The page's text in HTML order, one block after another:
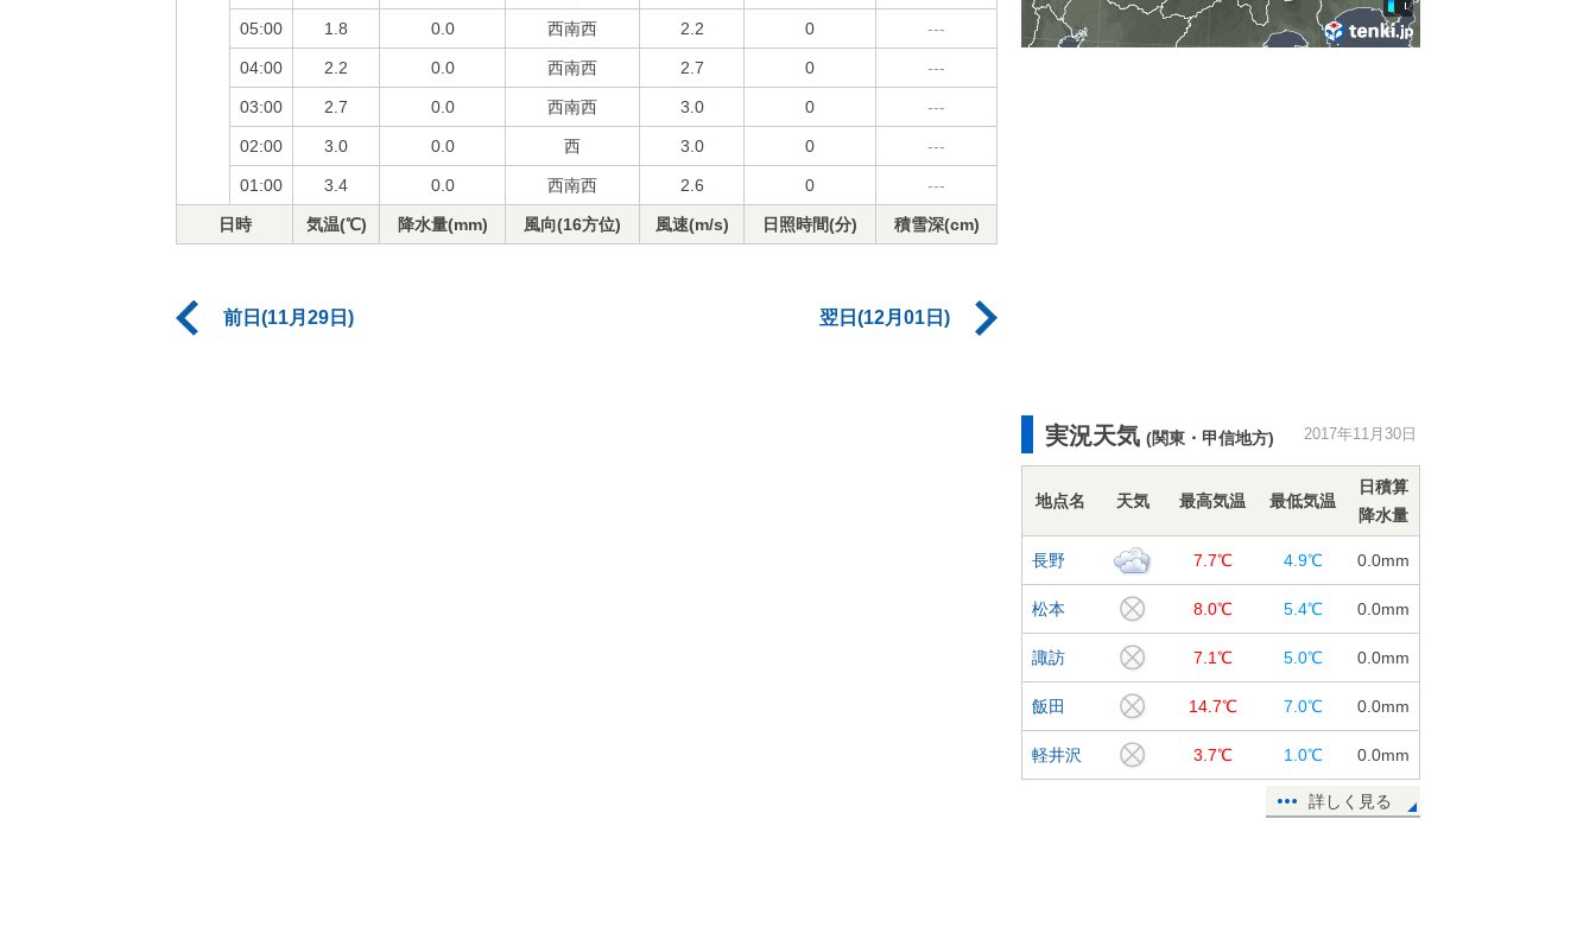
05:00 1.8 0.0 西南西 2.2 0 ---
04:00 2.2 0.0 西南西 2.7 0 ---
03:00 2.7 0.0 西南西 3.0 0 ---
02:00 3.0 0.0 西 3.0 0 ---
01:00 3.4 0.0 西南西 2.6 0 ---
日時 気温(℃) 降水量(mm) 風向(16方位) 風速(m/s) 日照時間(分) 積雪深(cm)
前日(11月29日) 翌日(12月01日)
実況天気 (関東・甲信地方) 2017年11月30日
地点名 天気 最高気温 最低気温
日積算
降水量
長野 7.7℃ 4.9℃ 0.0mm
松本 8.0℃ 5.4℃ 0.0mm
諏訪 7.1℃ 5.0℃ 0.0mm
飯田 14.7℃ 7.0℃ 0.0mm
軽井沢 3.7℃ 1.0℃ 0.0mm
詳しく見る